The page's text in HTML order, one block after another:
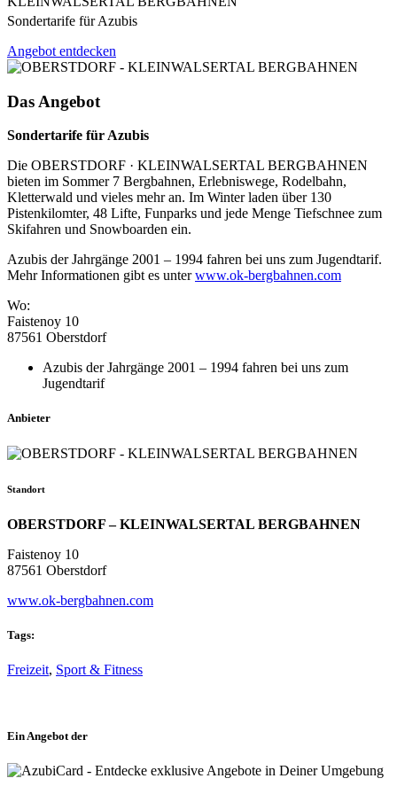
Sondertarife für Azubis
Angebot entdecken
Das Angebot
Sondertarife für Azubis
Die OBERSTDORF · KLEINWALSERTAL BERGBAHNEN
bieten im Sommer 7 Bergbahnen, Erlebniswege, Rodelbahn,
Kletterwald und vieles mehr an. Im Winter laden über 130
Pistenkilomter, 48 Lifte, Funparks und jede Menge Tiefschnee zum
Skifahren und Snowboarden ein.
Azubis der Jahrgänge 2001 – 1994 fahren bei uns zum Jugendtarif.
Mehr Informationen gibt es unterwww.ok-bergbahnen.com
Wo:
Faistenoy 10
87561 Oberstdorf
Azubis der Jahrgänge 2001 – 1994 fahren bei uns zum
Jugendtarif
Anbieter
Standort
OBERSTDORF – KLEINWALSERTAL BERGBAHNEN
Faistenoy 10
87561 Oberstdorf
www.ok-bergbahnen.com
Tags:
Freizeit, Sport & Fitness
Ein Angebot der